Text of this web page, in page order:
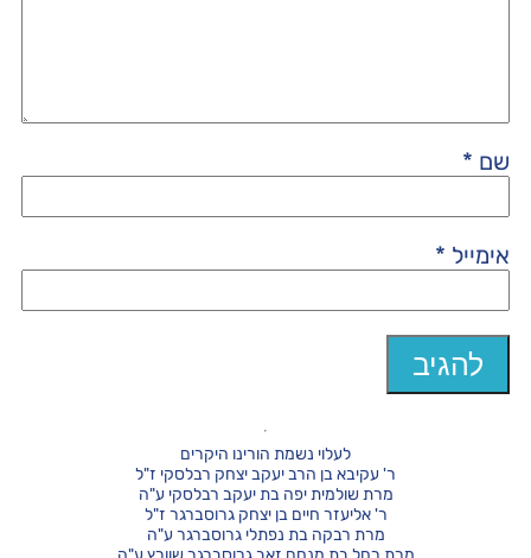
שם *
אימייל *
לעלוי נשמת הורינו היקרים
ר' עקיבא בן הרב יעקב יצחק רבלסקי ז"ל
מרת שולמית יפה בת יעקב רבלסקי ע"ה
ר' אליעזר חיים בן יצחק גרוסברגר ז"ל
מרת רבקה בת נפתלי גרוסברגר ע"ה